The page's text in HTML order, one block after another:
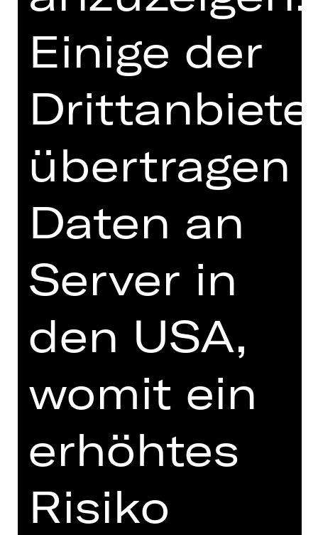
auf freiem Fuß, weil er den Polizeichef
Luft wird dünner.
Brechts Gauner-Komödie zelebriert
mithilfe von Weills Ohrwurm-Musik die
menschliche Schlechtigkeit so
Mond über Soho vor Staunen
erblasst.
DIGITALE STÜCKEINFÜHRUNG
zur Online-Einführung
TEAM
VIDEO/AUDIO
PRESSESTIMMEN
Einige der
übertragen
Daten an
Server in
den USA,
womit ein
erhöhtes
Risiko